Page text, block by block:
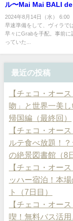
ル〜Mai Mai BALI
Club あんず病院送り
巻
2024年8月14日（水）
早速準備をして、ヴィラで
早々にGrabを手配。事前に
っていた...
最近の投稿
【チェコ・オー
吻」と世界一美
帰国編（最終回）
【チェコ・オー
ルテ食べ放題！
の絶景図書館（8
【チェコ・オー
ッハー宿泊！本
ト（7日目）
【チェコ・オー
喫！無料バス活